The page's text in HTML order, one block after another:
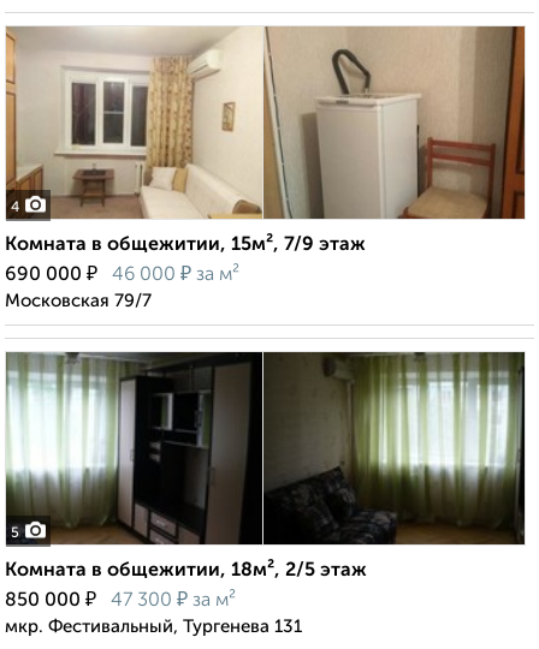
4
Комната в общежитии, 15м², 7/9 этаж
690 000 ₽ 46 000 ₽ за м²
Московская 79/7
5
Комната в общежитии, 18м², 2/5 этаж
850 000 ₽ 47 300 ₽ за м²
мкр. Фестивальный, Тургенева 131